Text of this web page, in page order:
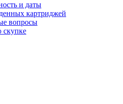
и даты
картриджей
вопросы